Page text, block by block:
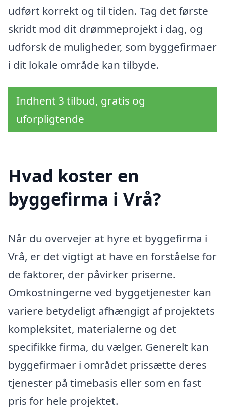
udført korrekt og til tiden. Tag det første
skridt mod dit drømmeprojekt i dag, og
udforsk de muligheder, som byggefirmaer
i dit lokale område kan tilbyde.
Indhent 3 tilbud, gratis og
uforpligtende
Hvad koster en
byggefirma i Vrå?
Når du overvejer at hyre et byggefirma i
Vrå, er det vigtigt at have en forståelse for
de faktorer, der påvirker priserne.
Omkostningerne ved byggetjenester kan
variere betydeligt afhængigt af projektets
kompleksitet, materialerne og det
specifikke firma, du vælger. Generelt kan
byggefirmaer i området prissætte deres
tjenester på timebasis eller som en fast
pris for hele projektet.